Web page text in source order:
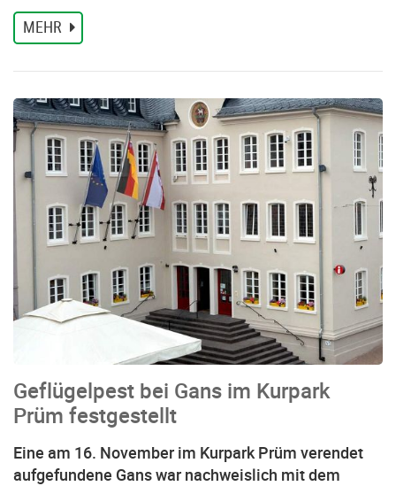
MEHR
Geflügelpest bei Gans im Kurpark
Prüm festgestellt
Eine am 16. November im Kurpark Prüm verendet
aufgefundene Gans war nachweislich mit dem